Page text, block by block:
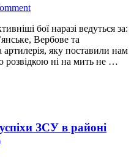
бої наразі ведуться за:
Вербове та
яку поставили нам
розвідкою ні на мить не …
ЗСУ в районі